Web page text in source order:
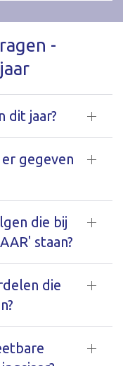
-
dit jaar?
gegeven
die bij
staan?
die